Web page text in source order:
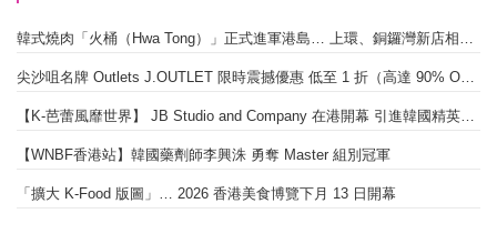
【WNBF香港站】韓國藥劑師李興洙 勇奪 Master 組別冠軍
「擴大 K-Food 版圖」… 2026 香港美食博覽下月 13 日開幕